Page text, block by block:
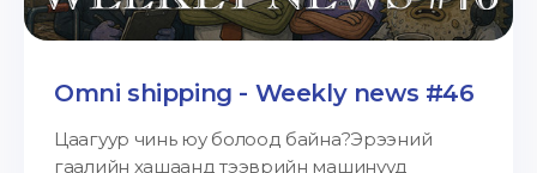
Omni shipping - Weekly news #46
Цаагуур чинь юу болоод байна?Эрээний
гаалийн хашаанд тээврийн машинууд